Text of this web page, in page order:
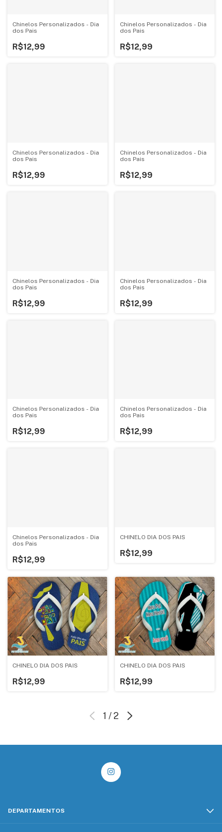
Chinelos Personalizados - Dia
dos Pais
R$12,99
Chinelos Personalizados - Dia
dos Pais
R$12,99
Chinelos Personalizados - Dia
dos Pais
R$12,99
Chinelos Personalizados - Dia
dos Pais
R$12,99
Chinelos Personalizados - Dia
dos Pais
R$12,99
Chinelos Personalizados - Dia
dos Pais
R$12,99
Chinelos Personalizados - Dia
dos Pais
R$12,99
Chinelos Personalizados - Dia
dos Pais
R$12,99
Chinelos Personalizados - Dia
dos Pais
R$12,99
CHINELO DIA DOS PAIS
R$12,99
CHINELO DIA DOS PAIS
R$12,99
CHINELO DIA DOS PAIS
R$12,99
1 /2
DEPARTAMENTOS